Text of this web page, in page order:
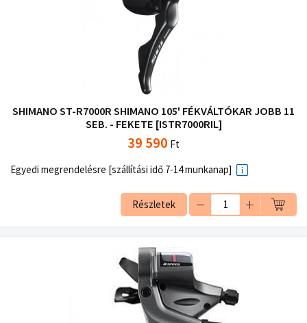
SHIMANO ST-R7000R SHIMANO 105' FÉKVÁLTÓKAR JOBB 11
SEB. - FEKETE [ISTR7000RIL]
39 590 Ft
Egyedi megrendelésre [szállítási idő 7-14 munkanap]
Részletek